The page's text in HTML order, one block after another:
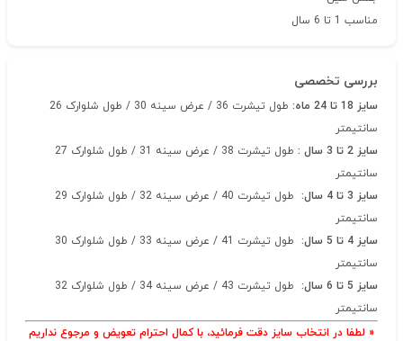
مناسب 1 تا 6 سال
بررسی تخصصی
سایز 18 تا 24 ماه :
طول تیشرت 36 / عرض سینه 30 / طول شلوارک 26
سانتیمتر
سایز 2 تا 3 سال
:
طول تیشرت 38 / عرض سینه 31 / طول شلوارک 27
سانتیمتر
سایز 3 تا 4 سال
:
طول تیشرت 40 / عرض سینه 32 / طول شلوارک 29
سانتیمتر
سایز 4 تا 5 سال
:
طول تیشرت 41 / عرض سینه 33 / طول شلوارک 30
سانتیمتر
سایز 5 تا 6 سال
:
طول تیشرت 43 / عرض سینه 34 / طول شلوارک 32
سانتیمتر
« لطفا در انتخاب سایز دقت فرمائید، با کمال احترام تعویض و مرجوع نداریم